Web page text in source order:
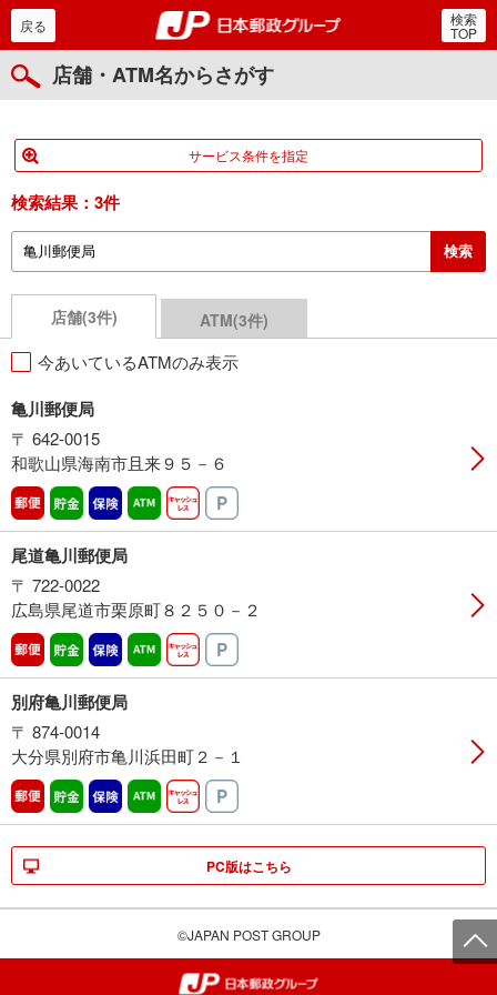
郵便局・日本郵政グルー
戻る 検索
TOP
店舗・ATM名からさがす
サービス条件を指定
検索結果： 3件
店舗(3件) ATM(3件)
今あいているATMのみ表示
亀川郵便局
〒 642-0015
和歌山県海南市且来９５－６
郵便 貯金 保険 ATM営業中キャッシュレス
尾道亀川郵便局
〒 722-0022
広島県尾道市栗原町８２５０－２
郵便 貯金 保険 ATM営業中キャッシュレス
別府亀川郵便局
〒 874-0014
大分県別府市亀川浜田町２－１
郵便 貯金 保険 ATM営業中キャッシュレス
PC版はこちら
©JAPAN POST GROUP